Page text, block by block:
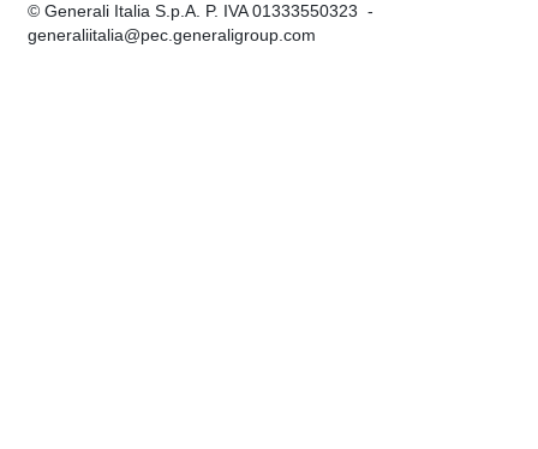
© Generali Italia S.p.A. P. IVA 01333550323 -
generaliitalia@pec.generaligroup.com